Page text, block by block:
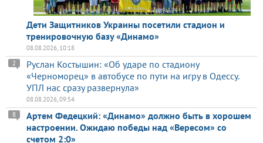
Дети Защитников Украины посетили стадион и
тренировочную базу «Динамо»
08.08.2026, 10:18
Руслан Костышин: «Об ударе по стадиону
«Черноморец» в автобусе по пути на игру в Одессу.
УПЛ нас сразу развернула»
2
08.08.2026, 09:54
Артем Федецкий: «Динамо» должно быть в хорошем
настроении. Ожидаю победы над «Вересом» со
счетом 2:0»
8